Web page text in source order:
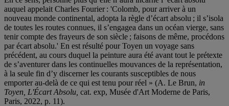
auquel appelait Charles Fourier : 'Colomb, pour arriver à un
nouveau monde continental, adopta la règle d’écart absolu ; il s’isola
de toutes les routes connues, il s’engagea dans un océan vierge, sans
tenir compte des frayeurs de son siècle ; faisons de même, procédons
par écart absolu.' En est résulté pour Toyen un voyage sans
précédent, au cours duquel la peinture aura été avant tout le prétexte
de s’aventurer dans les continuelles mouvances de la représentation,
à la seule fin d’y discerner les courants susceptibles de nous
emporter au-delà de ce qui est tenu pour réel » (A. Le Brun, in
Toyen, L'Écart Absolu, cat. exp, Musée d'Art Moderne de Paris,
Paris, 2022, p. 11).